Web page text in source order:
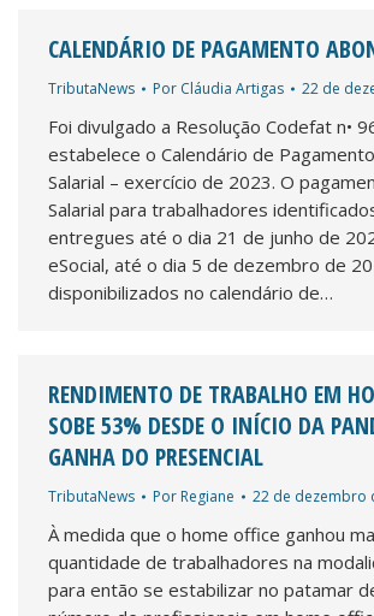
CALENDÁRIO DE PAGAMENTO
TributaNews Por Cláudia Artigas 22 de
Foi divulgado a Resolução Codefat n•
estabelece o Calendário de
Salarial – exercício de 2023. O
Salarial para trabalhadores
entregues até o dia 21 de junho de
eSocial, até o dia 5 de dezembro de
disponibilizados no calendário de…
RENDIMENTO DE TRABALHO EM
SOBE 53% DESDE O INÍCIO DA
GANHA DO PRESENCIAL
TributaNews Por Regiane 22 de dezembro
À medida que o home office ganhou
quantidade de trabalhadores na
para então se estabilizar no patamar